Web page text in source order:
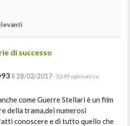
di successo
il 28/02/2017 · 3249 opinioni su
come Guerre Stellari è un film
della trama,dei numerosi
conoscere e di tutto quello che